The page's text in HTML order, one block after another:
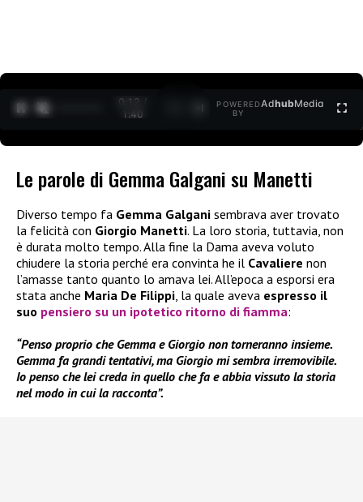
0:13 /
1:40
POWERED
BY
AdhubMedia
Le parole di Gemma Galgani su Manetti
Diverso tempo fa Gemma Galgani sembrava aver trovato
la felicità con Giorgio Manetti. La loro storia, tuttavia, non
è durata molto tempo. Alla fine la Dama aveva voluto
chiudere la storia perché era convinta he il Cavaliere non
l’amasse tanto quanto lo amava lei. All’epoca a esporsi era
stata anche Maria De Filippi, la quale aveva espresso il
suo pensiero su un ipotetico ritorno di fiamma:
“Penso proprio che Gemma e Giorgio non torneranno insieme.
Gemma fa grandi tentativi, ma Giorgio mi sembra irremovibile.
Io penso che lei creda in quello che fa e abbia vissuto la storia
nel modo in cui la racconta”.